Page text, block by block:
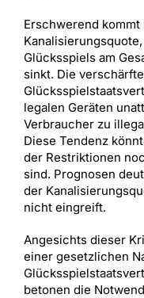
Erschwerend kommt
Glücksspiels am
sinkt. Die
legalen Geräten
Verbraucher zu
Diese Tendenz
der Restriktionen
sind. Prognosen
der
nicht eingreift.
Angesichts dieser
einer gesetzlichen
betonen die